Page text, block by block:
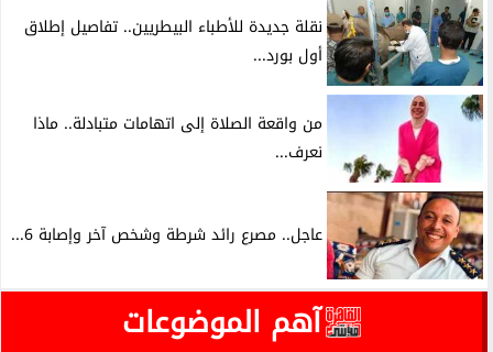
نقلة جديدة للأطباء البيطريين.. تفاصيل إطلاق
أول بورد...
من واقعة الصلاة إلى اتهامات متبادلة.. ماذا
نعرف...
عاجل.. مصرع رائد شرطة وشخص آخر وإصابة 6...
آهم الموضوعات